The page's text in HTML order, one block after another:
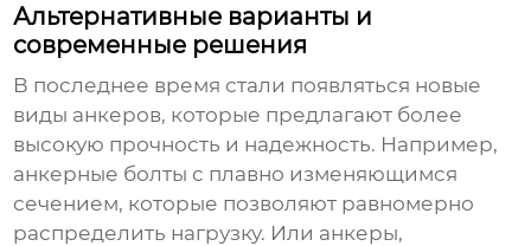
Альтернативные варианты и
современные решения
В последнее время стали появляться новые
виды анкеров, которые предлагают более
высокую прочность и надежность. Например,
анкерные болты с плавно изменяющимся
сечением, которые позволяют равномерно
распределить нагрузку. Или анкеры,